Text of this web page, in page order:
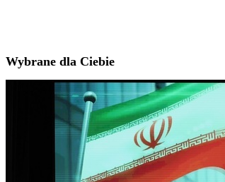
Wybrane dla Ciebie